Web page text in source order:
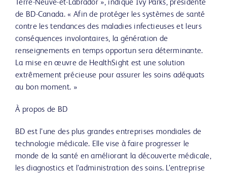
Terre-Neuve-et-Labrador », indique Ivy Parks, présidente
de BD-Canada. « Afin de protéger les systèmes de santé
contre les tendances des maladies infectieuses et leurs
conséquences involontaires, la génération de
renseignements en temps opportun sera déterminante.
La mise en œuvre de HealthSight est une solution
extrêmement précieuse pour assurer les soins adéquats
au bon moment. »
À propos de BD
BD est l’une des plus grandes entreprises mondiales de
technologie médicale. Elle vise à faire progresser le
monde de la santé en améliorant la découverte médicale,
les diagnostics et l’administration des soins. L’entreprise